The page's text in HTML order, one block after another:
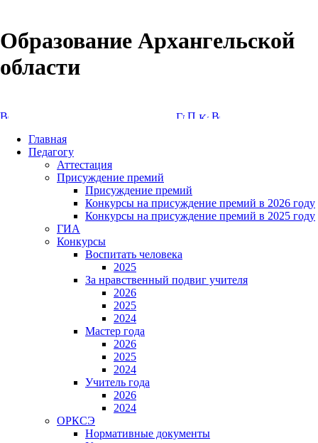
Образование Архангельской
области
Главная
Педагогу
Аттестация
Присуждение премий
Присуждение премий
Конкурсы на присуждение премий в 2026 году
Конкурсы на присуждение премий в 2025 году
ГИА
Конкурсы
Воспитать человека
2025
За нравственный подвиг учителя
2026
2025
2024
Мастер года
2026
2025
2024
Учитель года
2026
2024
ОРКСЭ
Нормативные документы